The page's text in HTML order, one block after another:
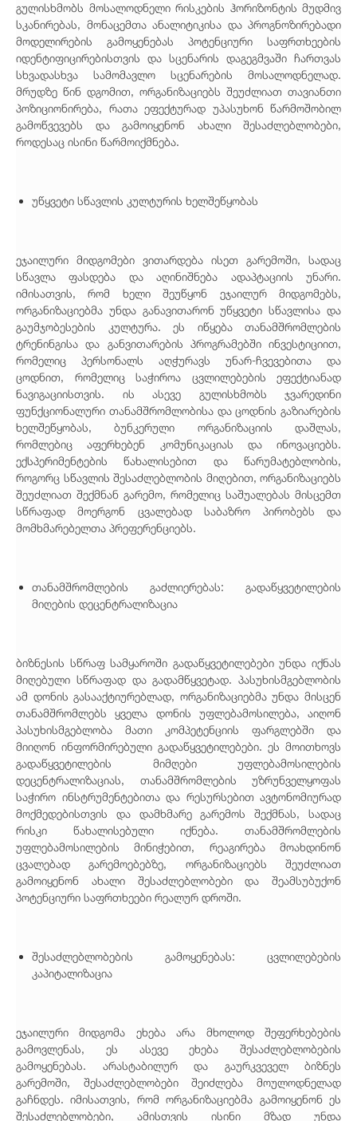
გულისხმობს მოსალოდნელი რისკების ჰორიზონტის მუდმივ
სკანირებას, მონაცემთა ანალიტიკისა და პროგნოზირებადი
მოდელირების გამოყენებას პოტენციური საფრთხეების
იდენტიფიცირებისთვის და სცენარის დაგეგმვაში ჩართვას
სხვადასხვა სამომავლო სცენარების მოსალოდნელად.
მრუდზე წინ დგომით, ორგანიზაციებს შეუძლიათ თავიანთი
პოზიციონირება, რათა ეფექტურად უპასუხონ წარმოშობილ
გამოწვევებს და გამოიყენონ ახალი შესაძლებლობები,
როდესაც ისინი წარმოიქმნება.
უწყვეტი სწავლის კულტურის ხელშეწყობას
ეჯაილური მიდგომები ვითარდება ისეთ გარემოში, სადაც
სწავლა ფასდება და აღინიშნება ადაპტაციის უნარი.
იმისათვის, რომ ხელი შეუწყონ ეჯაილურ მიდგომებს,
ორგანიზაციებმა უნდა განავითარონ უწყვეტი სწავლისა და
გაუმჯობესების კულტურა. ეს იწყება თანამშრომლების
ტრენინგისა და განვითარების პროგრამებში ინვესტიციით,
რომელიც პერსონალს აღჭურავს უნარ-ჩვევებითა და
ცოდნით, რომელიც საჭიროა ცვლილებების ეფექტიანად
ნავიგაციისთვის. ის ასევე გულისხმობს ჯვარედინი
ფუნქციონალური თანამშრომლობისა და ცოდნის გაზიარების
ხელშეწყობას, ბუნკერული ორგანიზაციის დაშლას,
რომლებიც აფერხებენ კომუნიკაციას და ინოვაციებს.
ექსპერიმენტების წახალისებით და წარუმატებლობის,
როგორც სწავლის შესაძლებლობის მიღებით, ორგანიზაციებს
შეუძლიათ შექმნან გარემო, რომელიც საშუალებას მისცემთ
სწრაფად მოერგონ ცვალებად საბაზრო პირობებს და
მომხმარებელთა პრეფერენციებს.
თანამშრომლების გაძლიერებას: გადაწყვეტილების
მიღების დეცენტრალიზაცია
ბიზნესის სწრაფ სამყაროში გადაწყვეტილებები უნდა იქნას
მიღებული სწრაფად და გადამწყვეტად. პასუხისმგებლობის
ამ დონის გასააქტიურებლად, ორგანიზაციებმა უნდა მისცენ
თანამშრომლებს ყველა დონის უფლებამოსილება, აიღონ
პასუხისმგებლობა მათი კომპეტენციის ფარგლებში და
მიიღონ ინფორმირებული გადაწყვეტილებები. ეს მოითხოვს
გადაწყვეტილების მიმღები უფლებამოსილების
დეცენტრალიზაციას, თანამშრომლების უზრუნველყოფას
საჭირო ინსტრუმენტებითა და რესურსებით ავტონომიურად
მოქმედებისთვის და დამხმარე გარემოს შექმნას, სადაც
რისკი წახალისებული იქნება. თანამშრომლების
უფლებამოსილების მინიჭებით, რეაგირება მოახდინონ
ცვალებად გარემოებებზე, ორგანიზაციებს შეუძლიათ
გამოიყენონ ახალი შესაძლებლობები და შეამსუბუქონ
პოტენციური საფრთხეები რეალურ დროში.
შესაძლებლობების გამოყენებას: ცვლილებების
კაპიტალიზაცია
ეჯაილური მიდგომა ეხება არა მხოლოდ შეფერხებების
გამოვლენას, ეს ასევე ეხება შესაძლებლობების
გამოყენებას. არასტაბილურ და გაურკვეველ ბიზნეს
გარემოში, შესაძლებლობები შეიძლება მოულოდნელად
გაჩნდეს. იმისათვის, რომ ორგანიზაციებმა გამოიყენონ ეს
შესაძლებლობები, ამისთვის ისინი მზად უნდა